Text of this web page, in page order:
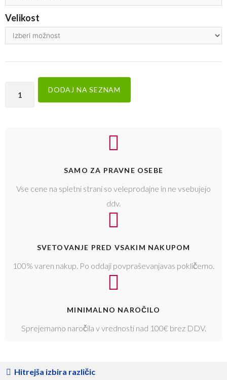
Velikost
DODAJ NA SEZNAM
SAMO ZA PRAVNE OSEBE
Vse cene na spletni strani so veleprodajne in ne vsebujejo
ddv.
SVETOVANJE PRED VSAKIM NAKUPOM
100% varen nakup. Po oddaji povpraševanjavas pokličemo.
MINIMALNO NAROČILO
Sprejemamo naročila v vrednosti nad 100€ brez DDV.
Hitrejša izbira različic